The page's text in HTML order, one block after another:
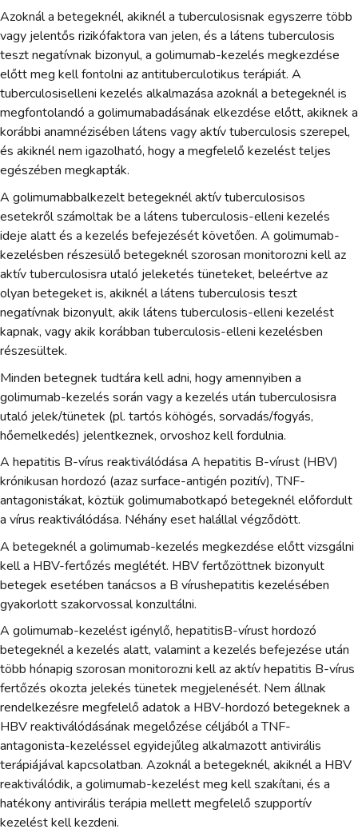
Azoknál a betegeknél, akiknél a tuberculosisnak egyszerre több
vagy jelentős rizikófaktora van jelen, és a látens tuberculosis
teszt negatívnak bizonyul, a golimumab-kezelés megkezdése
előtt meg kell fontolni az antituberculotikus terápiát. A
tuberculosiselleni kezelés alkalmazása azoknál a betegeknél is
megfontolandó a golimumabadásának elkezdése előtt, akiknek a
korábbi anamnézisében látens vagy aktív tuberculosis szerepel,
és akiknél nem igazolható, hogy a megfelelő kezelést teljes
egészében megkapták.
A golimumabbalkezelt betegeknél aktív tuberculosisos
esetekről számoltak be a látens tuberculosis-elleni kezelés
ideje alatt és a kezelés befejezését követően. A golimumab-
kezelésben részesülő betegeknél szorosan monitorozni kell az
aktív tuberculosisra utaló jeleketés tüneteket, beleértve az
olyan betegeket is, akiknél a látens tuberculosis teszt
negatívnak bizonyult, akik látens tuberculosis-elleni kezelést
kapnak, vagy akik korábban tuberculosis-elleni kezelésben
részesültek.
Minden betegnek tudtára kell adni, hogy amennyiben a
golimumab-kezelés során vagy a kezelés után tuberculosisra
utaló jelek/tünetek (pl. tartós köhögés, sorvadás/fogyás,
hőemelkedés) jelentkeznek, orvoshoz kell fordulnia.
A hepatitis B-vírus reaktiválódása A hepatitis B-vírust (HBV)
krónikusan hordozó (azaz surface-antigén pozitív), TNF-
antagonistákat, köztük golimumabotkapó betegeknél előfordult
a vírus reaktiválódása. Néhány eset halállal végződött.
A betegeknél a golimumab-kezelés megkezdése előtt vizsgálni
kell a HBV-fertőzés meglétét. HBV fertőzöttnek bizonyult
betegek esetében tanácsos a B vírushepatitis kezelésében
gyakorlott szakorvossal konzultálni.
A golimumab-kezelést igénylő, hepatitisB-vírust hordozó
betegeknél a kezelés alatt, valamint a kezelés befejezése után
több hónapig szorosan monitorozni kell az aktív hepatitis B-vírus
fertőzés okozta jelekés tünetek megjelenését. Nem állnak
rendelkezésre megfelelő adatok a HBV-hordozó betegeknek a
HBV reaktiválódásának megelőzése céljából a TNF-
antagonista-kezeléssel egyidejűleg alkalmazott antivirális
terápiájával kapcsolatban. Azoknál a betegeknél, akiknél a HBV
reaktiválódik, a golimumab-kezelést meg kell szakítani, és a
hatékony antivirális terápia mellett megfelelő szupportív
kezelést kell kezdeni.